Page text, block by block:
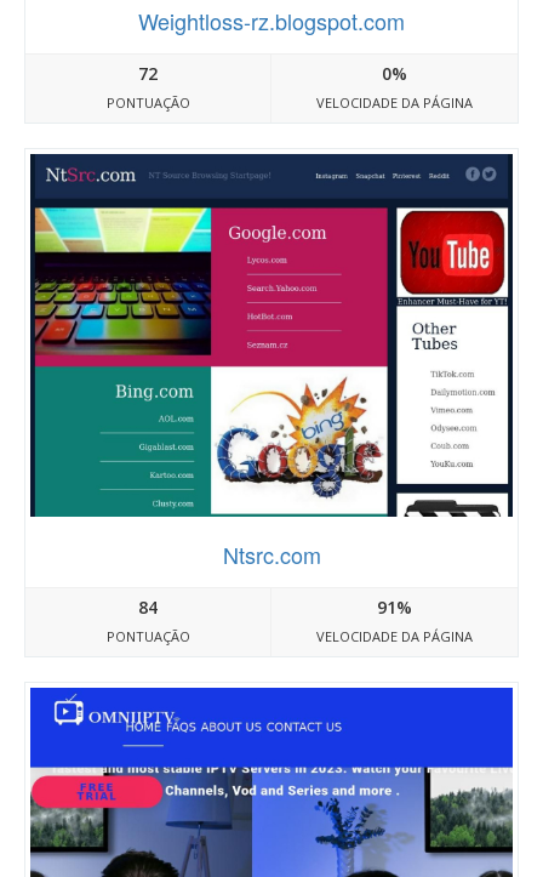
Weightloss-rz.blogspot.com
72
PONTUAÇÃO
0%
VELOCIDADE DA PÁGINA
Ntsrc.com
84
PONTUAÇÃO
91%
VELOCIDADE DA PÁGINA